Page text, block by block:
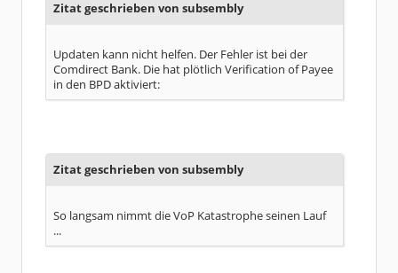
Zitat geschrieben von subsembly
Updaten kann nicht helfen. Der Fehler ist bei der
Comdirect Bank. Die hat plötlich Verification of Payee
in den BPD aktiviert:
Zitat geschrieben von subsembly
So langsam nimmt die VoP Katastrophe seinen Lauf
...